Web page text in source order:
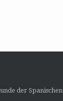
der